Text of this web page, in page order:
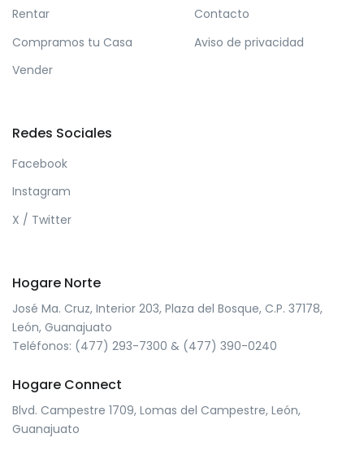
Rentar
Compramos tu Casa
Vender
Contacto
Aviso de privacidad
Redes Sociales
Facebook
Instagram
X / Twitter
Hogare Norte
José Ma. Cruz, Interior 203, Plaza del Bosque, C.P. 37178,
León, Guanajuato
Teléfonos: (477) 293-7300 & (477) 390-0240
Hogare Connect
Blvd. Campestre 1709, Lomas del Campestre, León,
Guanajuato